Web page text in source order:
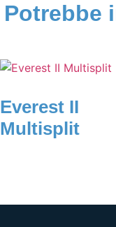
Potrebbe
Everest II
Multisplit